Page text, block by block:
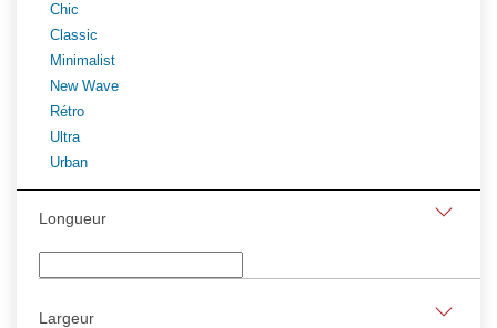
Chic
Classic
Minimalist
New Wave
Rétro
Ultra
Urban
Longueur
Largeur